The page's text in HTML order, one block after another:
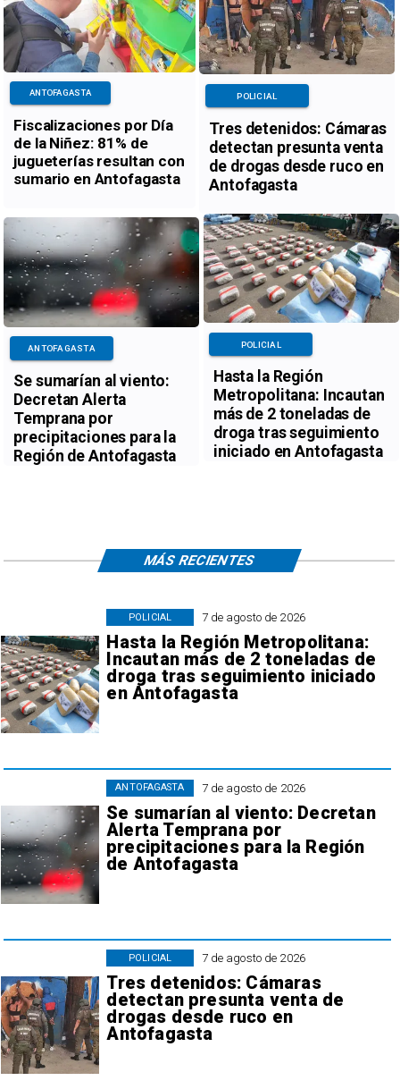
Fiscalizaciones por Día
de la Niñez: 81% de
jugueterías resultan con
sumario en Antofagasta
ANTOFAGASTA
Tres detenidos: Cámaras
detectan presunta venta
de drogas desde ruco en
Antofagasta
POLICIAL
Se sumarían al viento:
Decretan Alerta
Temprana por
precipitaciones para la
Región de Antofagasta
ANTOFAGASTA
Hasta la Región
Metropolitana: Incautan
más de 2 toneladas de
droga tras seguimiento
iniciado en Antofagasta
POLICIAL
7 de agosto de 2026
Hasta la Región Metropolitana:
Incautan más de 2 toneladas de
droga tras seguimiento iniciado
en Antofagasta
POLICIAL
7 de agosto de 2026
Se sumarían al viento: Decretan
Alerta Temprana por
precipitaciones para la Región
de Antofagasta
ANTOFAGASTA
7 de agosto de 2026
Tres detenidos: Cámaras
detectan presunta venta de
drogas desde ruco en
Antofagasta
POLICIAL
MÁS RECIENTES